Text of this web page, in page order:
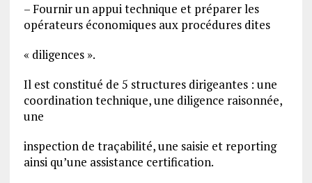
– Fournir un appui technique et préparer les
opérateurs économiques aux procédures dites
« diligences ».
Il est constitué de 5 structures dirigeantes : une
coordination technique, une diligence raisonnée,
une
inspection de traçabilité, une saisie et reporting
ainsi qu’une assistance certification.